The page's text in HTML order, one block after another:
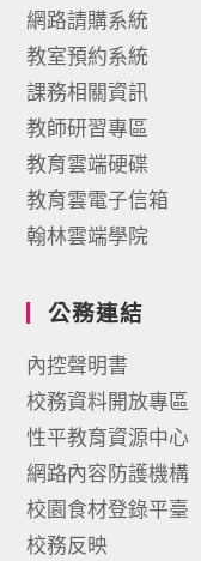
網路請購系統
教室預約系統
課務相關資訊
教師研習專區
教育雲端硬碟
教育雲電子信箱
翰林雲端學院
公務連結
內控聲明書
校務資料開放專區
性平教育資源中心
網路內容防護機構
校園食材登錄平臺
校務反映